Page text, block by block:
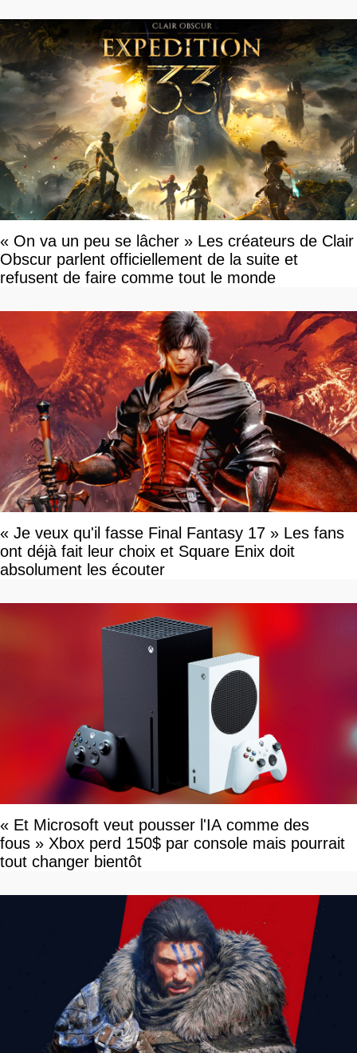
« On va un peu se lâcher » Les créateurs de Clair
Obscur parlent officiellement de la suite et
refusent de faire comme tout le monde
« Je veux qu'il fasse Final Fantasy 17 » Les fans
ont déjà fait leur choix et Square Enix doit
absolument les écouter
« Et Microsoft veut pousser l'IA comme des
fous » Xbox perd 150$ par console mais pourrait
tout changer bientôt